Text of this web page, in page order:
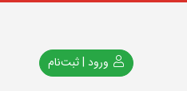
ورود | ثبت‌نام